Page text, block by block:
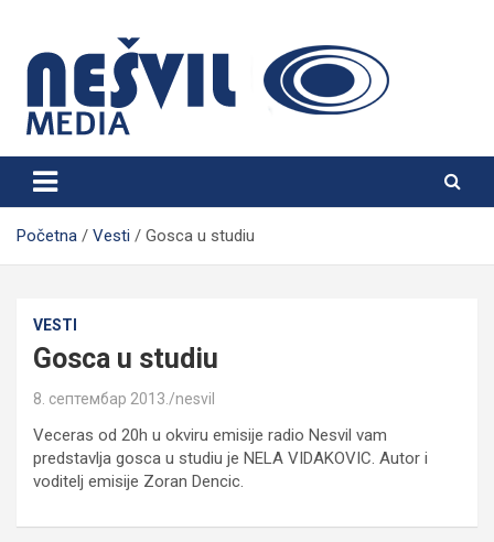
content
Nešvil Media Bogatić
Početna Vesti Gosca u studiu
VESTI
Gosca u studiu
8. септембар 2013. nesvil
Veceras od 20h u okviru emisije radio Nesvil vam
predstavlja gosca u studiu je NELA VIDAKOVIC. Autor i
voditelj emisije Zoran Dencic.